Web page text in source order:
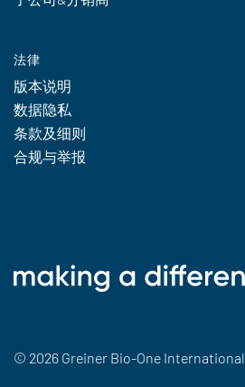
法律
版本说明
数据隐私
条款及细则
合规与举报
© 2026 Greiner Bio-One International